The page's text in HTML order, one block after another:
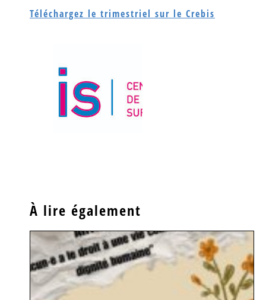
Téléchargez le trimestriel sur le Crebis
À lire également